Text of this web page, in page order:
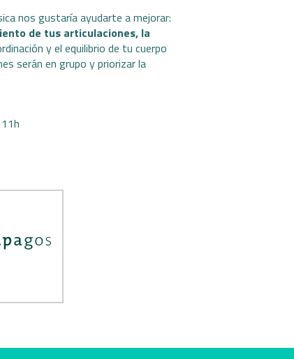
nos gustaría ayudarte a mejorar:
de tus articulaciones, la
y el equilibrio de tu cuerpo
serán en grupo y priorizar la